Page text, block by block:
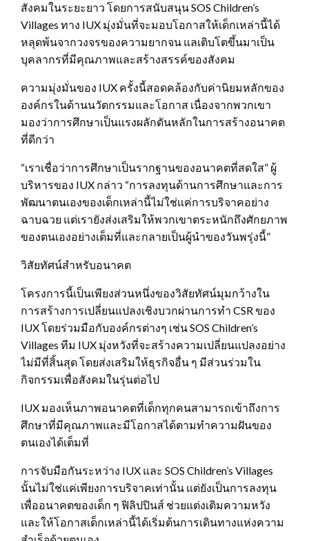
สังคมในระยะยาว โดยการสนับสนุน SOS Children’s
Villages ทาง IUX มุ่งมั่นที่จะมอบโอกาสให้เด็กเหล่านี้ได้
หลุดพ้นจากวงจรของความยากจน แลเติบโตขึ้นมาเป็น
บุคลากรที่มีคุณภาพและสร้างสรรค์ของสังคม
ความมุ่งมั่นของ IUX ครั้งนี้สอดคล้องกับค่านิยมหลักของ
องค์กรในด้านนวัตกรรมและโอกาส เนื่องจากพวกเขา
มองว่าการศึกษาเป็นแรงผลักดันหลักในการสร้างอนาคต
ที่ดีกว่า
“เราเชื่อว่าการศึกษาเป็นรากฐานของอนาคตที่สดใส” ผู้
บริหารของ IUX กล่าว “การลงทุนด้านการศึกษาและการ
พัฒนาตนเองของเด็กเหล่านี้ไม่ใช่แค่การบริจาคอย่าง
ฉาบฉวย แต่เรายังส่งเสริมให้พวกเขาตระหนักถึงศักยภาพ
ของตนเองอย่างเต็มที่และกลายเป็นผู้นำของวันพรุ่งนี้”
วิสัยทัศน์สำหรับอนาคต
โครงการนี้เป็นเพียงส่วนหนึ่งของวิสัยทัศน์มุมกว้างใน
การสร้างการเปลี่ยนแปลงเชิงบวกผ่านการทำ CSR ของ
IUX โดยร่วมมือกับองค์กรต่างๆ เช่น SOS Children’s
Villages ทีม IUX มุ่งหวังที่จะสร้างความเปลี่ยนแปลงอย่าง
ไม่มีที่สิ้นสุด โดยส่งเสริมให้ธุรกิจอื่น ๆ มีส่วนร่วมใน
กิจกรรมเพื่อสังคมในรุ่นต่อไป
IUX มองเห็นภาพอนาคตที่เด็กทุกคนสามารถเข้าถึงการ
ศึกษาที่มีคุณภาพและมีโอกาสได้ตามทำความฝันของ
ตนเองได้เต็มที่
การจับมือกันระหว่าง IUX และ SOS Children’s Villages
นั้นไม่ใช่แค่เพียงการบริจาคเท่านั้น แต่ยังเป็นการลงทุน
เพื่ออนาคตของเด็ก ๆ ฟิลิปปินส์ ช่วยแต่งเติมความหวัง
และให้โอกาสเด็กเหล่านี้ได้เริ่มต้นการเดินทางแห่งความ